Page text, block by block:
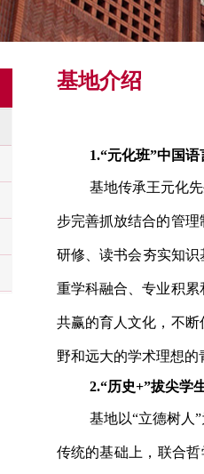
基地介绍
1.“元化班”中国
基地传承王元化
步完善抓放结合的管
研修、读书会夯实知
重学科融合、专业积
共赢的育人文化，不
野和远大的学术理想的
2.“历史+”拔尖学
基地以“立德树人
传统的基础上，联合